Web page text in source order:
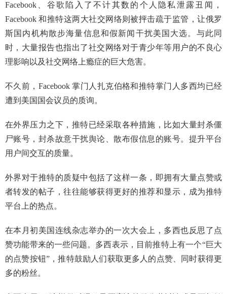
Facebook、谷歌陷入了不计其数的个人隐私泄露丑闻，
Facebook 和推特这两大社交网络则被抨击疏于监管，让俄罗
斯国内机构散步海量信息和假新闻干扰美国大选。与此同
时，大量报告也指出了社交网络对于青少年等用户的不良心
理影响以及社交网络上瘾症的巨大危害。
不久前，Facebook 掌门人扎克伯格和推特掌门人多西均已经
遭到美国国会议员的质询。
在外界压力之下，推特已经采取各种措施，比如大量封杀僵
尸账号，封杀故意干扰舆论、散布假信息的账号。提升平台
用户间交互的质量。
外界对于推特的质疑中包括了这样一条，即拥有大量点赞或
者转发的帖子，往往能够获得更好的推荐和显示，成为推特
平台上的热点。
在本月初美国连线杂志举办的一次大会上，多西也反思了点
赞功能带来的一些问题。多西表示，目前推特上有一个“巨大
的点赞按钮”，推特鼓励人们获取更多人的点赞、同时获得更
多的粉丝。